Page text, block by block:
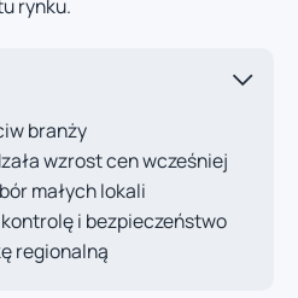
rynku.
branży
wzrost cen wcześniej
małych lokali
i bezpieczeństwo
regionalną